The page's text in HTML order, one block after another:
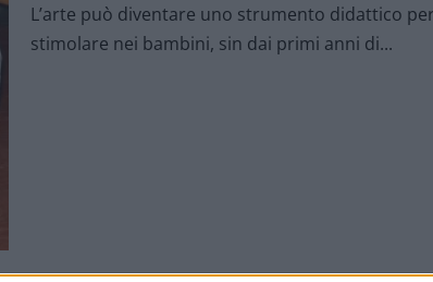
L’arte può diventare uno strumento didattico
stimolare nei bambini, sin dai primi anni di...